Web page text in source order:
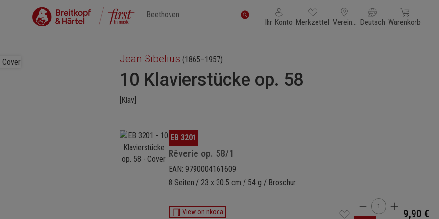
Ihr Konto Du hast 0 Produkte auf dem Merkzettel
Merkzettel Vereinigte Staaten von Amerika
Deutsch Warenkorb
Warenkorb
Jean Sibelius (1865–1957)
10 Klavierstücke op. 58
[Klav]
Bildergalerie überspringen
EB 3201
Rêverie op. 58/1
EAN: 9790004161609
8 Seiten / 23 x 30.5 cm / 54 g / Broschur
View on nkoda Produkt Anzahl:
9,90 €